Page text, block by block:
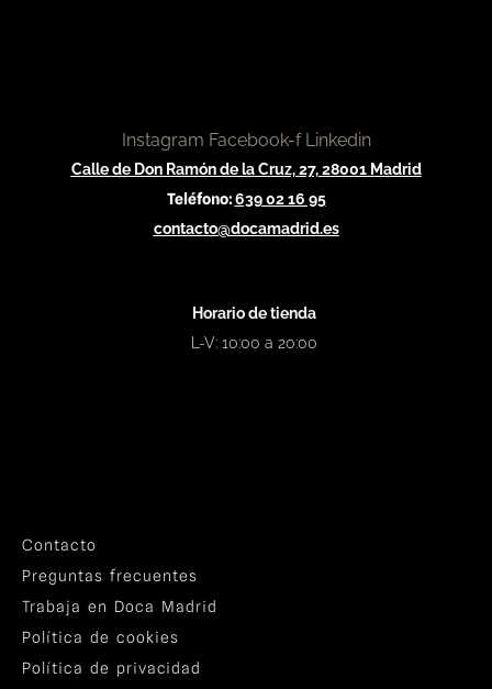
Instagram Facebook-f Linkedin
Calle de Don Ramón de la Cruz, 27, 28001 Madrid
Teléfono:639 02 16 95
contacto@docamadrid.es
Horario de tienda
L-V: 10:00 a 20:00
Contacto
Preguntas frecuentes
Trabaja en Doca Madrid
Política de cookies
Política de privacidad